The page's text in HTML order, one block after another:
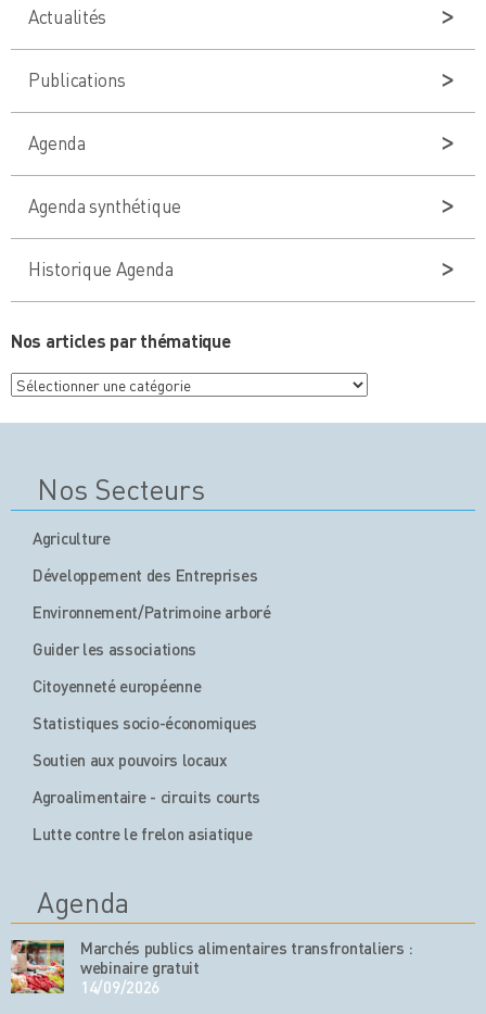
Actualités
Publications
Agenda
Agenda synthétique
Historique Agenda
Nos articles par thématique
Nos
articles
Nos Secteurs
Agriculture
Développement des Entreprises
Environnement/Patrimoine arboré
Guider les associations
Citoyenneté européenne
Statistiques socio-économiques
Soutien aux pouvoirs locaux
Agroalimentaire - circuits courts
Lutte contre le frelon asiatique
Agenda
Marchés publics alimentaires transfrontaliers :
webinaire gratuit
14/09/2026